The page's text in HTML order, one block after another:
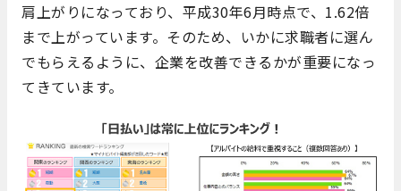
肩上がりになっており、平成30年6月時点で、1.62倍
まで上がっています。そのため、いかに求職者に選ん
でもらえるように、企業を改善できるかが重要になっ
てきています。